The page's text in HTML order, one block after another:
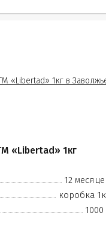
«Libertad» 1кг
12
коробка
1000